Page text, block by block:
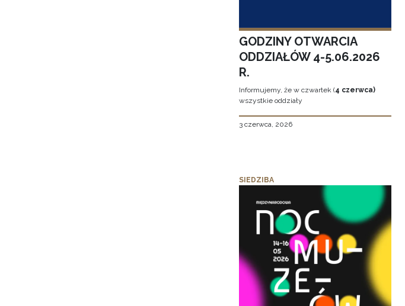
GODZINY OTWARCIA
ODDZIAŁÓW 4-5.06.2026
R.
Informujemy, że w czwartek (4 czerwca)
wszystkie oddziały
3 czerwca, 2026
SIEDZIBA